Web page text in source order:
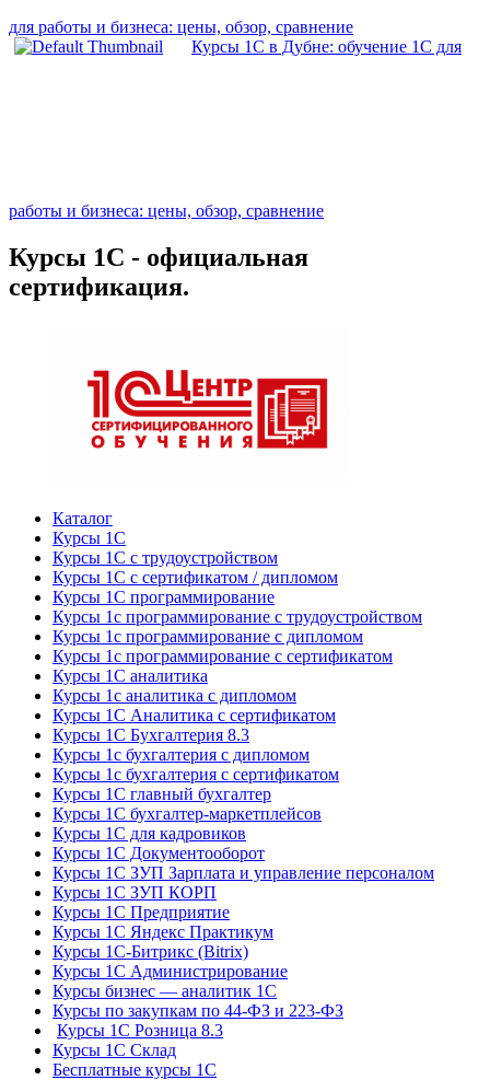
для работы и бизнеса: цены, обзор, сравнение
Курсы 1С в Дубне: обучение 1С для
работы и бизнеса: цены, обзор, сравнение
Курсы 1С - официальная
сертификация.
Каталог
Курсы 1С
Курсы 1С с трудоустройством
Курсы 1С с сертификатом / дипломом
Курсы 1С программирование
Курсы 1с программирование с трудоустройством
Курсы 1с программирование с дипломом
Курсы 1с программирование с сертификатом
Курсы 1С аналитика
Курсы 1с аналитика с дипломом
Курсы 1С Аналитика с сертификатом
Курсы 1С Бухгалтерия 8.3
Курсы 1с бухгалтерия с дипломом
Курсы 1с бухгалтерия с сертификатом
Курсы 1С главный бухгалтер
Курсы 1С бухгалтер-маркетплейсов
Курсы 1С для кадровиков
Курсы 1С Документооборот
Курсы 1С ЗУП Зарплата и управление персоналом
Курсы 1С ЗУП КОРП
Курсы 1С Предприятие
Курсы 1С Яндекс Практикум
Курсы 1С-Битрикс (Bitrix)
Курсы 1С Администрирование
Курсы бизнес — аналитик 1С
Курсы по закупкам по 44‑ФЗ и 223‑ФЗ
Курсы 1С Розница 8.3
Курсы 1С Склад
Бесплатные курсы 1С